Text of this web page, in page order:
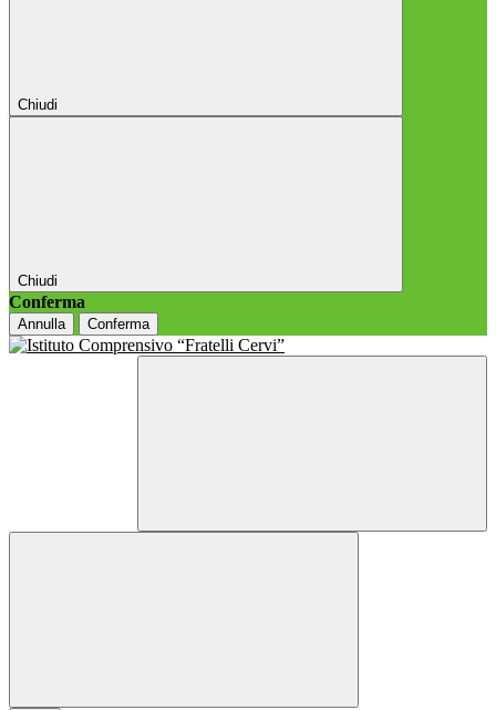
Chiudi
Chiudi
Conferma
Annulla Conferma